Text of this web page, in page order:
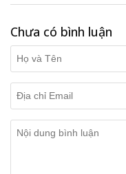
Chưa có bình luận